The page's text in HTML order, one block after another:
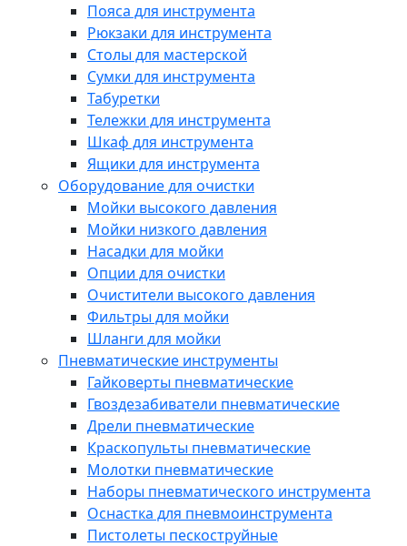
Пояса для инструмента
Рюкзаки для инструмента
Столы для мастерской
Сумки для инструмента
Табуретки
Тележки для инструмента
Шкаф для инструмента
Ящики для инструмента
Оборудование для очистки
Мойки высокого давления
Мойки низкого давления
Насадки для мойки
Опции для очистки
Очистители высокого давления
Фильтры для мойки
Шланги для мойки
Пневматические инструменты
Гайковерты пневматические
Гвоздезабиватели пневматические
Дрели пневматические
Краскопульты пневматические
Молотки пневматические
Наборы пневматического инструмента
Оснастка для пневмоинструмента
Пистолеты пескоструйные